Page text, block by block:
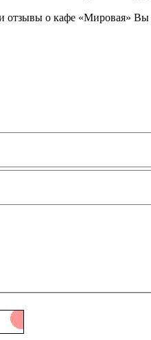
о кафе «Мировая» Вы